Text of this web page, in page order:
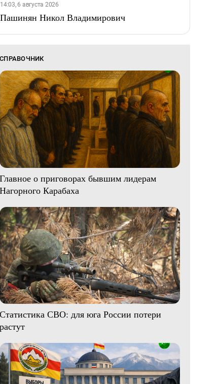
14:03, 6 августа 2026
Пашинян Никол Владимирович
СПРАВОЧНИК
Главное о приговорах бывшим лидерам
Нагорного Карабаха
Статистика СВО: для юга России потери
растут